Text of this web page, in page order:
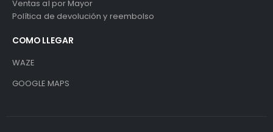
Ventas al por Mayor
Política de devolución y reembolso
COMO LLEGAR
WAZE
GOOGLE MAPS